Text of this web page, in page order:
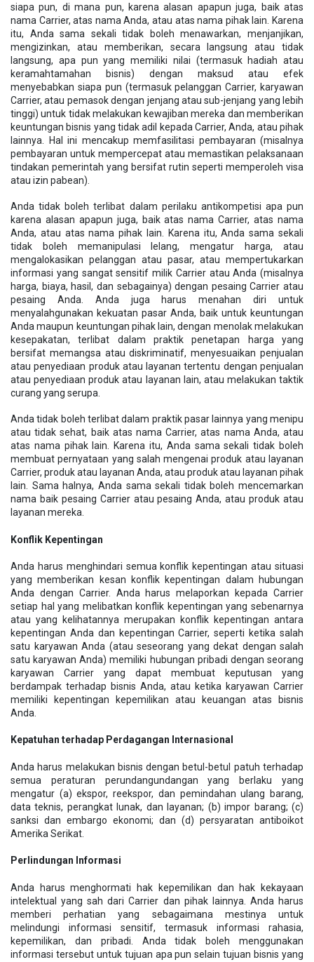
siapa pun, di mana pun, karena alasan apapun juga, baik atas
nama Carrier, atas nama Anda, atau atas nama pihak lain. Karena
itu, Anda sama sekali tidak boleh menawarkan, menjanjikan,
mengizinkan, atau memberikan, secara langsung atau tidak
langsung, apa pun yang memiliki nilai (termasuk hadiah atau
keramahtamahan bisnis) dengan maksud atau efek
menyebabkan siapa pun (termasuk pelanggan Carrier, karyawan
Carrier, atau pemasok dengan jenjang atau sub-jenjang yang lebih
tinggi) untuk tidak melakukan kewajiban mereka dan memberikan
keuntungan bisnis yang tidak adil kepada Carrier, Anda, atau pihak
lainnya. Hal ini mencakup memfasilitasi pembayaran (misalnya
pembayaran untuk mempercepat atau memastikan pelaksanaan
tindakan pemerintah yang bersifat rutin seperti memperoleh visa
atau izin pabean).
Anda tidak boleh terlibat dalam perilaku antikompetisi apa pun
karena alasan apapun juga, baik atas nama Carrier, atas nama
Anda, atau atas nama pihak lain. Karena itu, Anda sama sekali
tidak boleh memanipulasi lelang, mengatur harga, atau
mengalokasikan pelanggan atau pasar, atau mempertukarkan
informasi yang sangat sensitif milik Carrier atau Anda (misalnya
harga, biaya, hasil, dan sebagainya) dengan pesaing Carrier atau
pesaing Anda. Anda juga harus menahan diri untuk
menyalahgunakan kekuatan pasar Anda, baik untuk keuntungan
Anda maupun keuntungan pihak lain, dengan menolak melakukan
kesepakatan, terlibat dalam praktik penetapan harga yang
bersifat memangsa atau diskriminatif, menyesuaikan penjualan
atau penyediaan produk atau layanan tertentu dengan penjualan
atau penyediaan produk atau layanan lain, atau melakukan taktik
curang yang serupa.
Anda tidak boleh terlibat dalam praktik pasar lainnya yang menipu
atau tidak sehat, baik atas nama Carrier, atas nama Anda, atau
atas nama pihak lain. Karena itu, Anda sama sekali tidak boleh
membuat pernyataan yang salah mengenai produk atau layanan
Carrier, produk atau layanan Anda, atau produk atau layanan pihak
lain. Sama halnya, Anda sama sekali tidak boleh mencemarkan
nama baik pesaing Carrier atau pesaing Anda, atau produk atau
layanan mereka.
Konflik Kepentingan
Anda harus menghindari semua konflik kepentingan atau situasi
yang memberikan kesan konflik kepentingan dalam hubungan
Anda dengan Carrier. Anda harus melaporkan kepada Carrier
setiap hal yang melibatkan konflik kepentingan yang sebenarnya
atau yang kelihatannya merupakan konflik kepentingan antara
kepentingan Anda dan kepentingan Carrier, seperti ketika salah
satu karyawan Anda (atau seseorang yang dekat dengan salah
satu karyawan Anda) memiliki hubungan pribadi dengan seorang
karyawan Carrier yang dapat membuat keputusan yang
berdampak terhadap bisnis Anda, atau ketika karyawan Carrier
memiliki kepentingan kepemilikan atau keuangan atas bisnis
Anda.
Kepatuhan terhadap Perdagangan Internasional
Anda harus melakukan bisnis dengan betul-betul patuh terhadap
semua peraturan perundangundangan yang berlaku yang
mengatur (a) ekspor, reekspor, dan pemindahan ulang barang,
data teknis, perangkat lunak, dan layanan; (b) impor barang; (c)
sanksi dan embargo ekonomi; dan (d) persyaratan antiboikot
Amerika Serikat.
Perlindungan Informasi
Anda harus menghormati hak kepemilikan dan hak kekayaan
intelektual yang sah dari Carrier dan pihak lainnya. Anda harus
memberi perhatian yang sebagaimana mestinya untuk
melindungi informasi sensitif, termasuk informasi rahasia,
kepemilikan, dan pribadi. Anda tidak boleh menggunakan
informasi tersebut untuk tujuan apa pun selain tujuan bisnis yang